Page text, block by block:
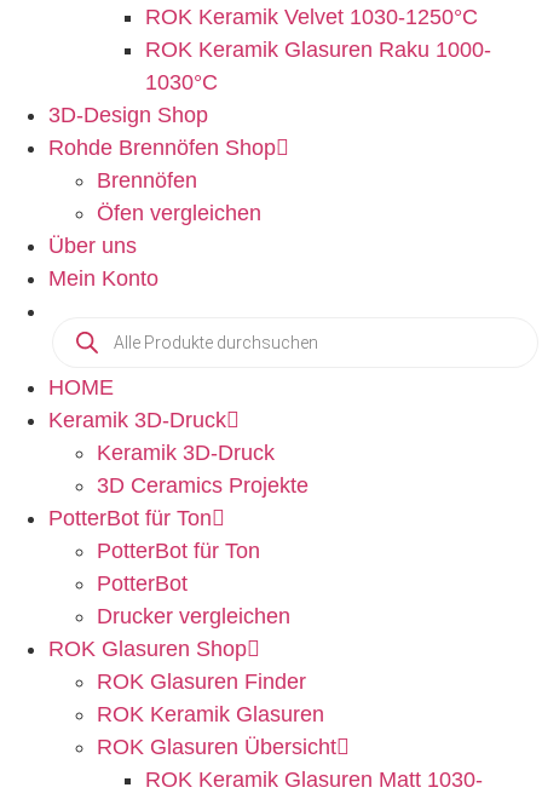
ROK Keramik Velvet 1030-1250°C
ROK Keramik Glasuren Raku 1000-
1030°C
3D-Design Shop
Rohde Brennöfen Shop
Brennöfen
Öfen vergleichen
Über uns
Mein Konto
HOME
Keramik 3D-Druck
Keramik 3D-Druck
3D Ceramics Projekte
PotterBot für Ton
PotterBot für Ton
PotterBot
Drucker vergleichen
ROK Glasuren Shop
ROK Glasuren Finder
ROK Keramik Glasuren
ROK Glasuren Übersicht
ROK Keramik Glasuren Matt 1030-